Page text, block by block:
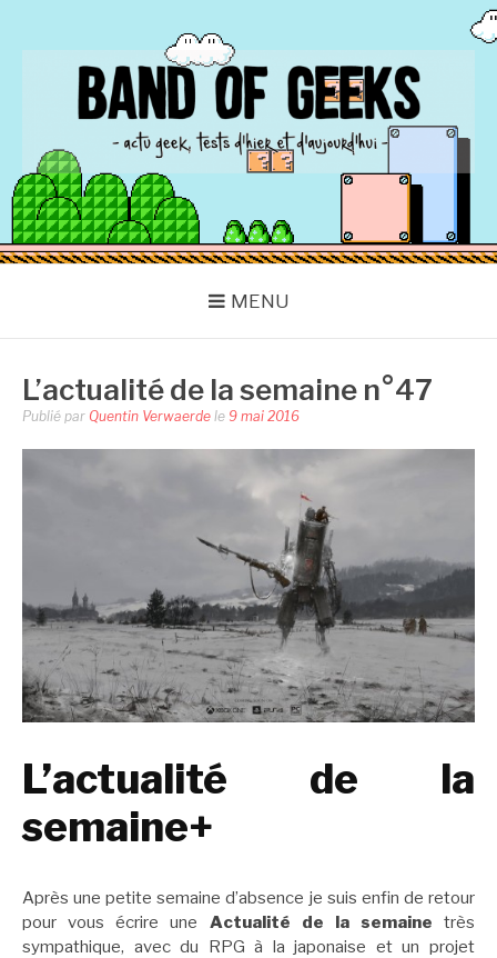
BAND OF GEEKS
Actu Geek d'hier et d'aujourd'hui
MENU
L’actualité de la semaine n°47
Publié par Quentin Verwaerde le 9 mai 2016
L’actualité de la
semaine+
Après une petite semaine d’absence je suis enfin de retour
pour vous écrire une Actualité de la semaine très
sympathique, avec du RPG à la japonaise et un projet